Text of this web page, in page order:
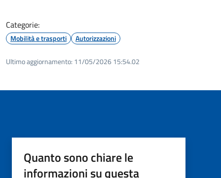
Categorie:
Mobilità e trasporti Autorizzazioni
Ultimo aggiornamento: 11/05/2026 15:54.02
Quanto sono chiare le
informazioni su questa